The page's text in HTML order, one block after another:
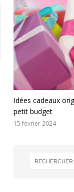
Idées cadeaux
petit budget
15 février 2024